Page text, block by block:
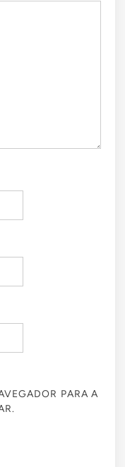
PARA A